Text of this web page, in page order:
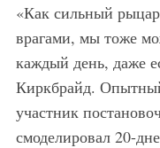
«Как сильный
врагами, мы тоже
каждый день, даже
Киркбрайд.
участник
смоделировал 20-